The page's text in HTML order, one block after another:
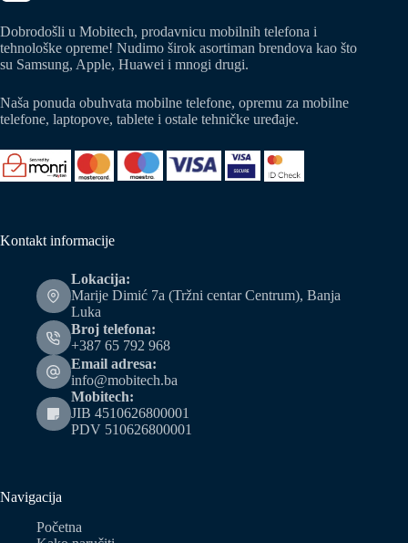
Dobrodošli u Mobitech, prodavnicu mobilnih telefona i
tehnološke opreme! Nudimo širok asortiman brendova kao što
su Samsung, Apple, Huawei i mnogi drugi.
Naša ponuda obuhvata mobilne telefone, opremu za mobilne
telefone, laptopove, tablete i ostale tehničke uređaje.
Kontakt informacije
Lokacija:
Marije Dimić 7a (Tržni centar Centrum), Banja
Luka
Broj telefona:
+387 65 792 968
Email adresa:
info@mobitech.ba
Mobitech:
JIB 4510626800001
PDV 510626800001
Navigacija
Početna